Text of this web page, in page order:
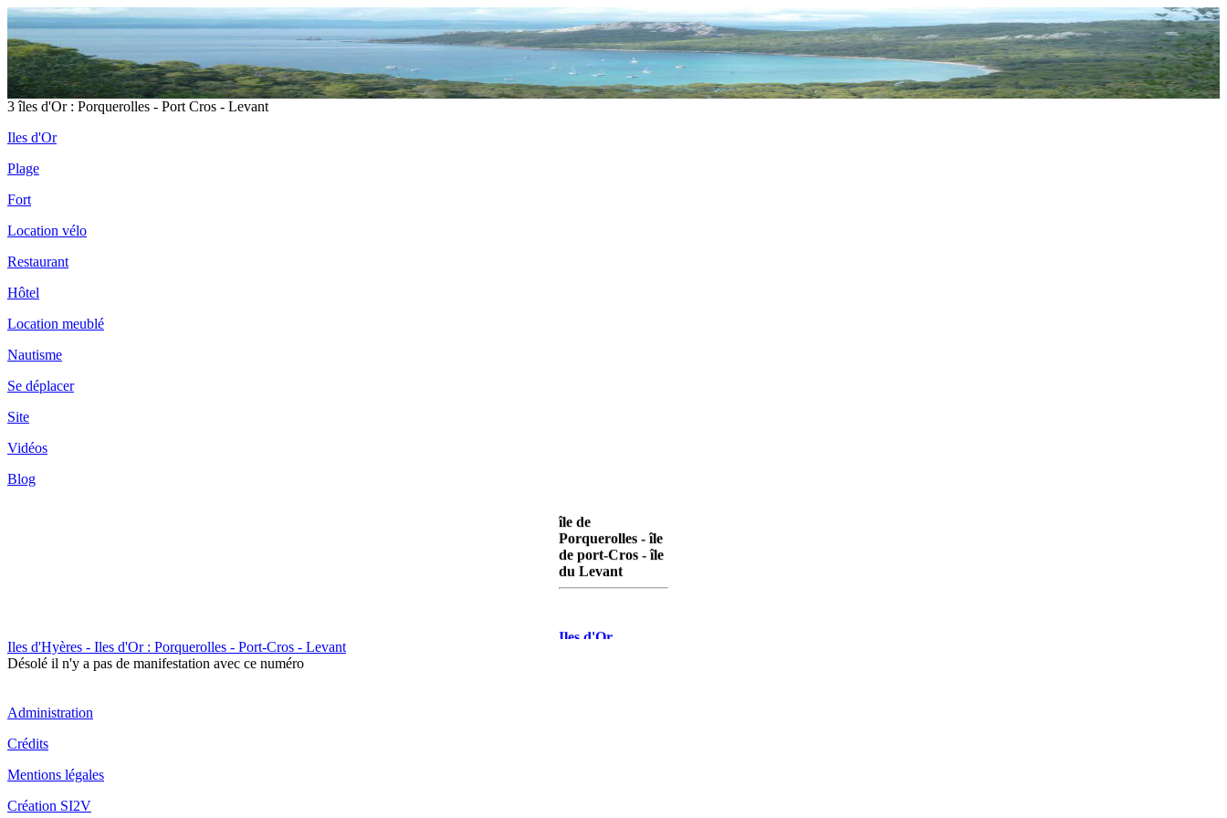
3 îles d'Or : Porquerolles - Port Cros - Levant
Iles d'Or
Plage
Fort
Location vélo
Restaurant
Hôtel
Location meublé
Nautisme
Se déplacer
Site
Vidéos
Blog
île de
Porquerolles - île
de port-Cros - île
du Levant
Iles d'Or
Iles d'Hyères - Iles d'Or : Porquerolles - Port-Cros - Levant
Désolé il n'y a pas de manifestation avec ce numéro
Administration
Crédits
Mentions légales
Création SI2V